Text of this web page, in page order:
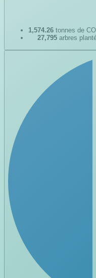
1,574.26 tonnes de
27,795 arbres